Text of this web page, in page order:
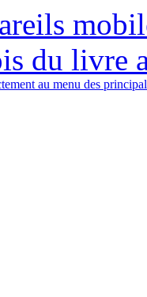
du livre
au menu des